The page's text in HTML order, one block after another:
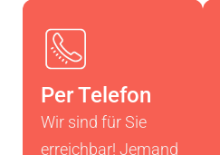
Per Telefon
Wir sind für Sie
erreichbar! Jemand